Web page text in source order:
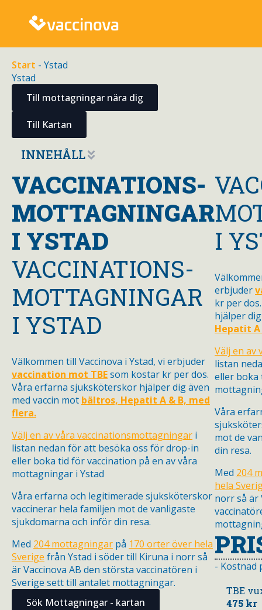
Start - Ystad
Ystad
Till mottagningar nära dig
Till Kartan
INNEHÅLL
VACCINATIONS-
MOTTAGNINGAR
I YSTAD
VACCINATIONS-
MOTTAGNINGAR
I YSTAD
Välkommen till Vaccinova i Ystad, vi erbjuder
vaccination mot TBEsom kostar kr per dos.
Våra erfarna sjuksköterskor hjälper dig även
med vaccin mot bältros, Hepatit A & B, med
flera.
Välj en av våra vaccinationsmottagningar i
listan nedan för att besöka oss för drop-in
eller boka tid för vaccination på en av våra
mottagningar i Ystad
Våra erfarna och legitimerade sjuksköterskor
vaccinerar hela familjen mot de vanligaste
sjukdomarna och inför din resa.
Med 204 mottagningar på 170 orter över hela
Sverige från Ystad i söder till Kiruna i norr så
är Vaccinova AB den största vaccinatören i
Sverige sett till antalet mottagningar.
Sök Mottagningar - kartan
I
erbjuder
kr per
hjälper
Hepatit A
Välj en av
listan
eller boka
Våra
mot de
din resa.
Med 204
hela
norr så är
- Kostnad
TBE
475 kr